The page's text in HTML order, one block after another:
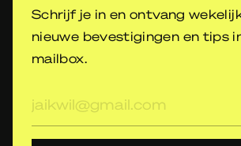
Schrijf je in en ontvang
nieuwe bevestigingen en tips
mailbox.
mailadres